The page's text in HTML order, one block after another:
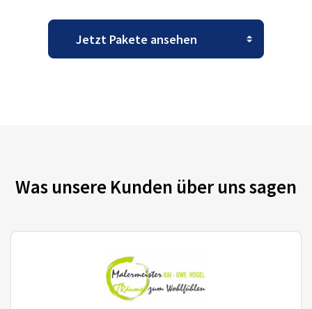
Was unsere Kunden über uns sagen